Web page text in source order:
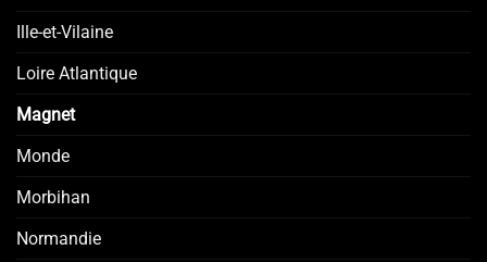
Ille-et-Vilaine
Loire Atlantique
Magnet
Monde
Morbihan
Normandie